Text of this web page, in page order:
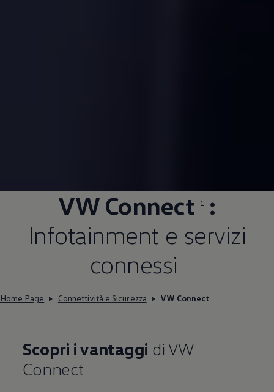
VW Connect 1
:
Infotainment e servizi
connessi
Home Page Connettività e Sicurezza VW Connect
Scopri i vantaggi di VW
Connect